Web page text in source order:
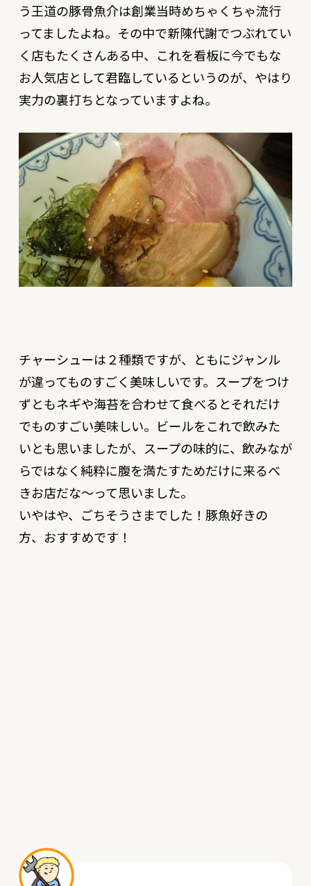
う王道の豚骨魚介は創業当時めちゃくちゃ流行
ってましたよね。その中で新陳代謝でつぶれてい
く店もたくさんある中、これを看板に今でもな
お人気店として君臨しているというのが、やはり
実力の裏打ちとなっていますよね。
チャーシューは２種類ですが、ともにジャンル
が違ってものすごく美味しいです。スープをつけ
ずともネギや海苔を合わせて食べるとそれだけ
でものすごい美味しい。ビールをこれで飲みた
いとも思いましたが、スープの味的に、飲みなが
らではなく純粋に腹を満たすためだけに来るべ
きお店だな〜って思いました。
いやはや、ごちそうさまでした！豚魚好きの
方、おすすめです！